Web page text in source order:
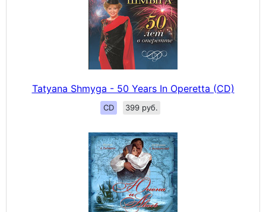
Tatyana Shmyga - 50 Years In Operetta (CD)
CD 399 руб.